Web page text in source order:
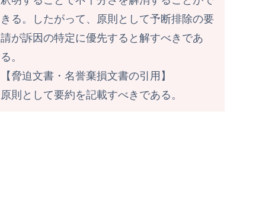
きる。したがって、原則として予断排除の要
請が訴因の特定に優先すると解すべきであ
る。
【脅迫文書・名誉棄損文書の引用】
原則として要約を記載すべきである。